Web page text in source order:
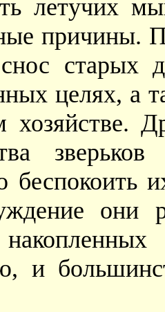
летучих
причины.
снос старых
целях, а
хозяйстве.
беспокоить
они
и